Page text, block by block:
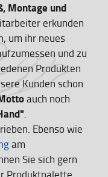
Montage und
erkunden
um ihr neues
und zu
Produkten
Kunden schon
auch noch
.
Ebenso wie
am
Sie sich gern
Produktpalette